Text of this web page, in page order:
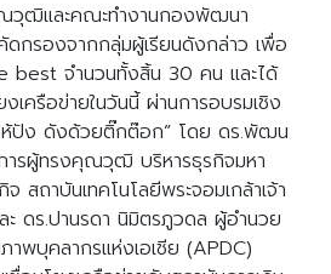
วุฒิและคณะทำงานกองพัฒนา
ดกรองจากกลุ่มผู้เรียนดังกล่าว เพื่อ
best จำนวนทั้งสิ้น 30 คน และได้
งเครือข่ายในวันนี้ ผ่านการอบรมเชิง
ห้ปัง ดังด้วยติ๊กต๊อก” โดย ดร.พัฒน
รผู้ทรงคุณวุฒิ บริหารธุรกิจมหา
ถาบันเทคโนโลยีพระจอมเกล้าเจ้า
ดร.ปานรดา นิมิตรภูวดล ผู้อำนวย
พบุคลากรแห่งเอเชีย (APDC)